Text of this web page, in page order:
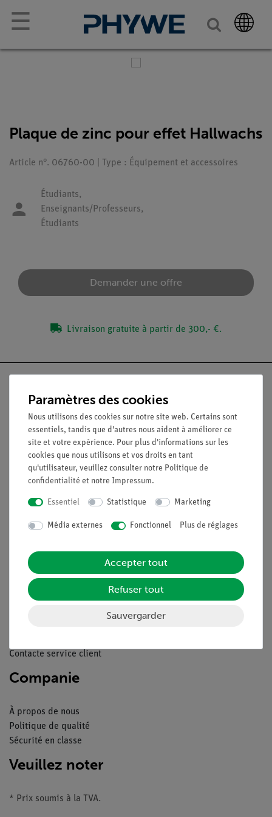
☰
Plaque de zinc pour effet Hallwachs
Article n°. 06760-00 | Type : Équipement et accessoires
Étudiants,
Enseignants/Professeurs,
Étudiants
Demander une offre
Livraison gratuite à partir de 300,- €.
Nach oben
Légal
Conditions générales de vente
Déclaration de confidentialité
Service
Aperçu du service
Contacte service client
Companie
À propos de nous
Politique de qualité
Sécurité en classe
Veuillez noter
* Prix soumis à la TVA.
Paramètres des cookies
Nous utilisons des cookies sur notre site web. Certains sont
essentiels, tandis que d'autres nous aident à améliorer ce
site et votre expérience. Pour plus d'informations sur les
cookies que nous utilisons et vos droits en tant
qu'utilisateur, veuillez consulter notre Politique de
confidentialité et notre Impressum.
Essentiel Statistique Marketing
Média externes Fonctionnel Plus de réglages
Accepter tout
Refuser tout
Sauvergarder